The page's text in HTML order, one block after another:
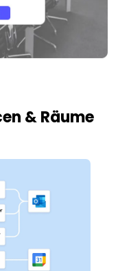
& Räume